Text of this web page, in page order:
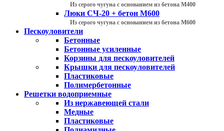
Из серого чугуна с основанием из бетона М400
Люки СЧ-20 + бетон М600
Из серого чугуна с основанием из бетона М600
Пескоуловители
Бетонные
Бетонные усиленные
Корзины для пескоуловителей
Крышки для пескоуловителей
Пластиковые
Полимербетонные
Решетки водоприемные
Из нержавеющей стали
Медные
Пластиковые